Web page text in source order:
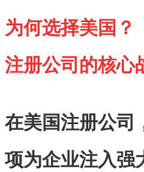
为何选择美国？
注册公司的核心
在美国注册公司
项为企业注入强